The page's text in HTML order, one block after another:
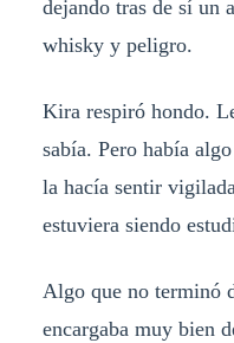
dejando tras de sí un
whisky y peligro.
Kira respiró hondo.
sabía. Pero había
la hacía sentir
estuviera siendo
Algo que no terminó
encargaba muy bien